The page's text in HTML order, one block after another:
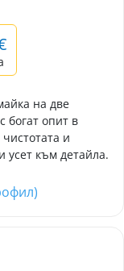
на две
богат опит в
и
усет към детайла.